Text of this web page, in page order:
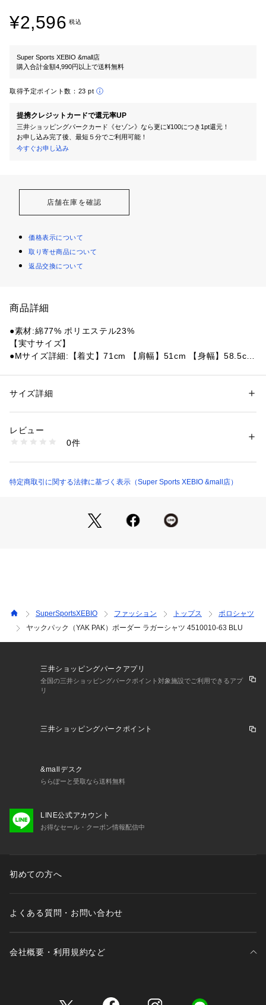
¥2,596 税込
Super Sports XEBIO &mall店
購入合計金額4,990円以上で送料無料
取得予定ポイント数： 23 pt
提携クレジットカードで還元率UP
三井ショッピングパークカード《セゾン》なら更に¥100につき1pt還元！
お申し込み完了後、最短５分でご利用可能！
今すぐお申し込み
店舗在庫を確認
価格表示について
取り寄せ商品について
返品交換について
商品詳細
●素材:綿77% ポリエステル23%
【実寸サイズ】
●Mサイズ詳細:【着丈】71cm 【肩幅】51cm 【身幅】58.5cm
【袖丈】24.5cm
●中国製
●気兼ねなくガンガン使えるグラフィティ胸刺繍入りのボーダ
ックス感になるようにしております
ズです。女性の方の場合は、ワンサイズ程度小さめサイズもご
参考のうえお選び下さい。
※掲載の価格・製品のパッケージ・デザイン・仕様について、
予告なく変更することがあります。あらかじめご了承くださ
い。ヤックパック YAK PAK YAKPAK YAK.PAK スーパースポ
カットソー Men's Mens メンズ めんず 男性 おしゃれ ポロシ
ャツ メンズ 父の日ギフトx2405 父の日 プレゼント tshirtcllp_
ポロシャツ 2024ss_clsl 24ss_ap_sl apa26_prep
性別：レディース
商品番号：
10850357501 （ショップ）
サイズ詳細
レビュー
0件
特定商取引に関する法律に基づく表示（Super Sports XEBIO &mall店）
SuperSportsXEBIO ファッション トップス
ポロシャツ
ヤックパック（YAK PAK）ボーダー ラガーシャツ 4510010-63 BLU
三井ショッピングパークアプリ
全国の三井ショッピングパークポイント対象施設でご利用できるアプ
リ
三井ショッピングパークポイント
&mallデスク
ららぽーと受取なら送料無料
LINE公式アカウント
お得なセール・クーポン情報配信中
初めての方へ
よくある質問・お問い合わせ
会社概要・利用規約など